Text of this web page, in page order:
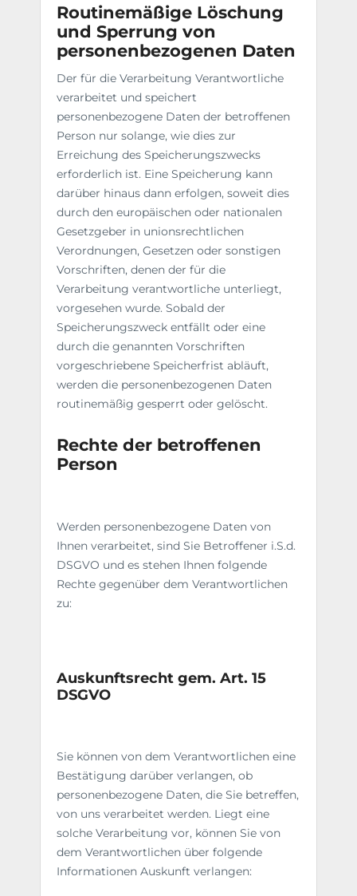
Routinemäßige Löschung
und Sperrung von
personenbezogenen Daten
Der für die Verarbeitung Verantwortliche
verarbeitet und speichert
personenbezogene Daten der betroffenen
Person nur solange, wie dies zur
Erreichung des Speicherungszwecks
erforderlich ist. Eine Speicherung kann
darüber hinaus dann erfolgen, soweit dies
durch den europäischen oder nationalen
Gesetzgeber in unionsrechtlichen
Verordnungen, Gesetzen oder sonstigen
Vorschriften, denen der für die
Verarbeitung verantwortliche unterliegt,
vorgesehen wurde. Sobald der
Speicherungszweck entfällt oder eine
durch die genannten Vorschriften
vorgeschriebene Speicherfrist abläuft,
werden die personenbezogenen Daten
routinemäßig gesperrt oder gelöscht.
Rechte der betroffenen
Person
Werden personenbezogene Daten von
Ihnen verarbeitet, sind Sie Betroffener i.S.d.
DSGVO und es stehen Ihnen folgende
Rechte gegenüber dem Verantwortlichen
zu:
Auskunftsrecht gem. Art. 15
DSGVO
Sie können von dem Verantwortlichen eine
Bestätigung darüber verlangen, ob
personenbezogene Daten, die Sie betreffen,
von uns verarbeitet werden. Liegt eine
solche Verarbeitung vor, können Sie von
dem Verantwortlichen über folgende
Informationen Auskunft verlangen: